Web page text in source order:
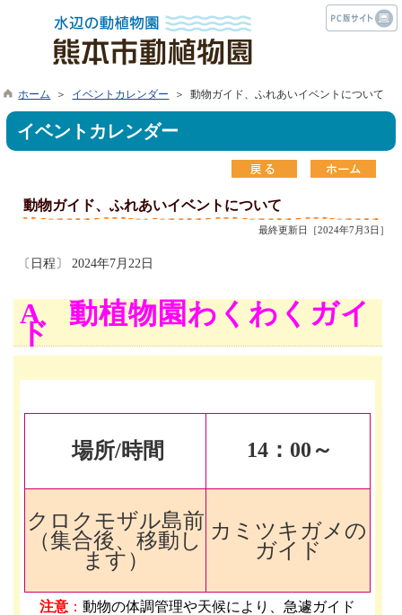
ホーム ＞ イベントカレンダー ＞ 動物ガイド、ふれあいイベントについて
イベントカレンダー
動物ガイド、ふれあいイベントについて
最終更新日［2024年7月3日］
〔日程〕 2024年7月22日
A 動植物園わくわくガイ
ド
場所/時間 14 ：00～
クロクモザル島前
（集合後、移動し
ます）
カミツキガメの
ガイド
注意 ：動物の体調管理や天候により、急遽ガイド